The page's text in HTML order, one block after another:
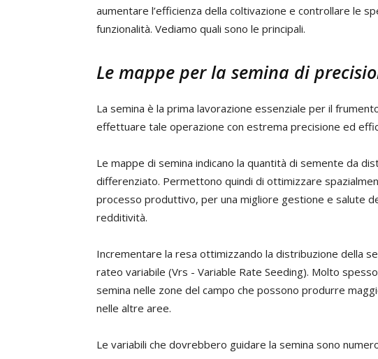
aumentare l’efficienza della coltivazione e controllare le
funzionalità. Vediamo quali sono le principali.
Le mappe per la semina di
La semina è la prima lavorazione essenziale per il
effettuare tale operazione con estrema precisione ed
Le mappe di semina indicano la quantità di semente da
differenziato. Permettono quindi di ottimizzare
processo produttivo, per una migliore gestione e salute
redditività.
Incrementare la resa ottimizzando la distribuzione della
rateo variabile (Vrs - Variable Rate Seeding). Molto
semina nelle zone del campo che possono produrre
nelle altre aree.
Le variabili che dovrebbero guidare la semina sono